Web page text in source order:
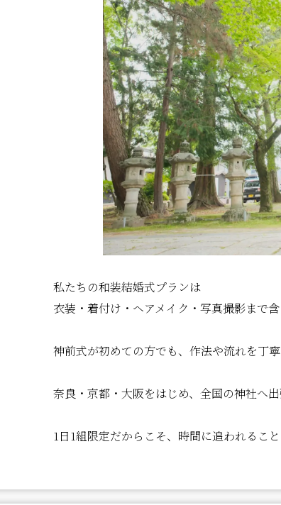
私たちの和装結婚式プランは
衣装・着付け・ヘアメイク・写真撮影まで
神前式が初めての方でも、作法や流れを丁寧
奈良・京都・大阪をはじめ、全国の神社へ出
1日1組限定だからこそ、時間に追われるこ